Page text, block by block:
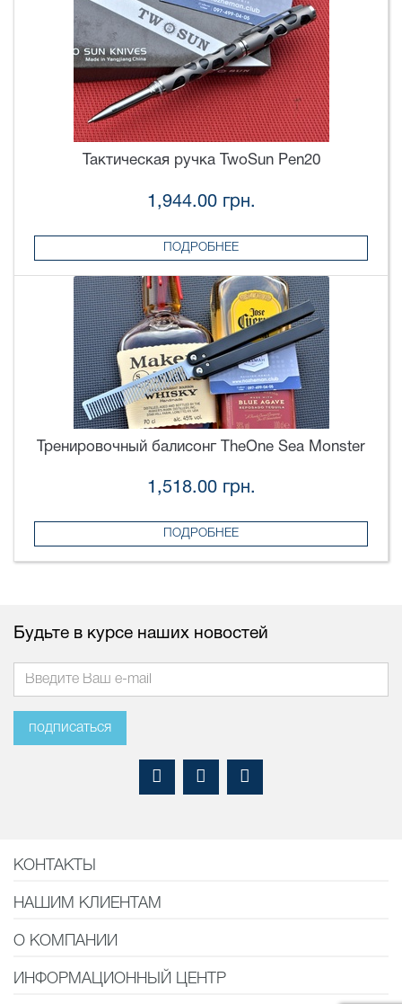
Тактическая ручка TwoSun Pen20
1,944.00 грн.
ПОДРОБНЕЕ
Тренировочный балисонг TheOne Sea Monster
1,518.00 грн.
ПОДРОБНЕЕ
Будьте в курсе наших новостей
подписаться
КОНТАКТЫ
НАШИМ КЛИЕНТАМ
О КОМПАНИИ
ИНФОРМАЦИОННЫЙ ЦЕНТР